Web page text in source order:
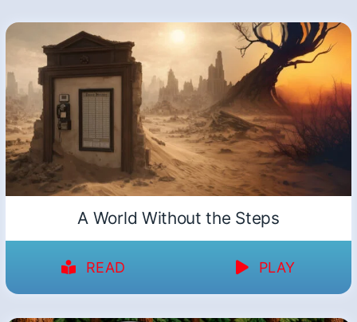
A World Without the Steps
READ PLAY